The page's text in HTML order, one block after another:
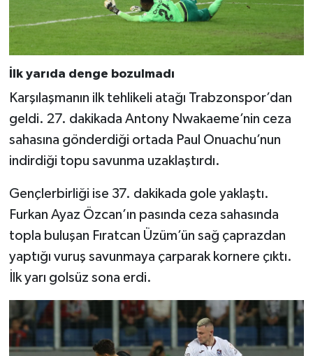
İlk yarıda denge bozulmadı
Karşılaşmanın ilk tehlikeli atağı Trabzonspor’dan
geldi. 27. dakikada Antony Nwakaeme’nin ceza
sahasına gönderdiği ortada Paul Onuachu’nun
indirdiği topu savunma uzaklaştırdı.
Gençlerbirliği ise 37. dakikada gole yaklaştı.
Furkan Ayaz Özcan’ın pasında ceza sahasında
topla buluşan Fıratcan Üzüm’ün sağ çaprazdan
yaptığı vuruş savunmaya çarparak kornere çıktı.
İlk yarı golsüz sona erdi.